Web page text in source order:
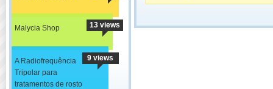
Malycia Shop 13 views
A Radiofrequência
Tripolar para
tratamentos de rosto
9 views